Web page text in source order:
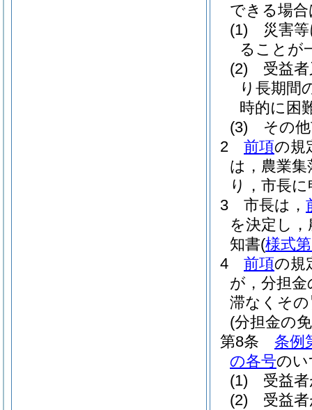
できる場
(1)
災害
ることが
(2)
受益
り長期間
時的に困
(3)
その
2
前項の規
は，農業集
り，市長
3
市長は，
を決定し
知書(様式
4
前項の規
が，分担
滞なくそ
(分担金の
第8条
条例
の各号のい
(1)
受益
(2)
受益